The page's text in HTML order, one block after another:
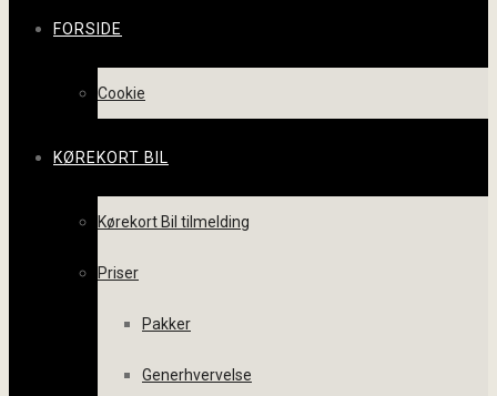
FORSIDE
Cookie
KØREKORT BIL
Kørekort Bil tilmelding
Priser
Pakker
Generhvervelse